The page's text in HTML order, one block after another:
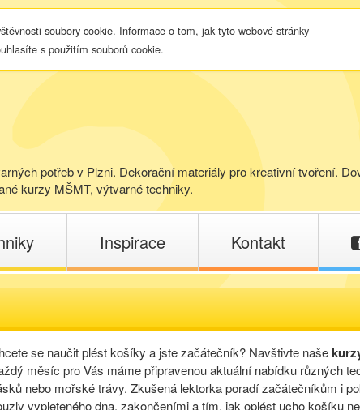
soubory cookie. Informace o tom, jak tyto webové stránky
s použitím souborů cookie.
potřeb v Plzni. Dekorační materiály pro kreativní tvoření.
kurzy MŠMT, výtvarné techniky.
Inspirace Kontakt
se naučit plést košíky a jste začátečník? Navštivte naše
měsíc pro Vás máme připravenou aktuální nabídku různých
nebo mořské trávy. Zkušená lektorka poradí začátečníkům i
vypleteného dna, zakončeními a tím, jak oplést ucho košíku